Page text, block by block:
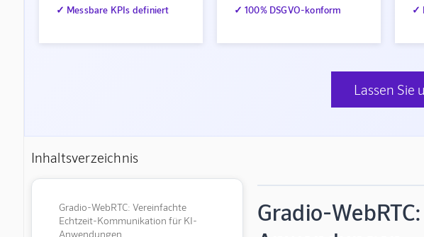
✓ Messbare KPIs definiert ✓ 100% DSGVO-konform ✓
Lassen Sie
Inhaltsverzeichnis
Gradio-WebRTC: Vereinfachte
Echtzeit-Kommunikation für KI-
Anwendungen
Gradio-